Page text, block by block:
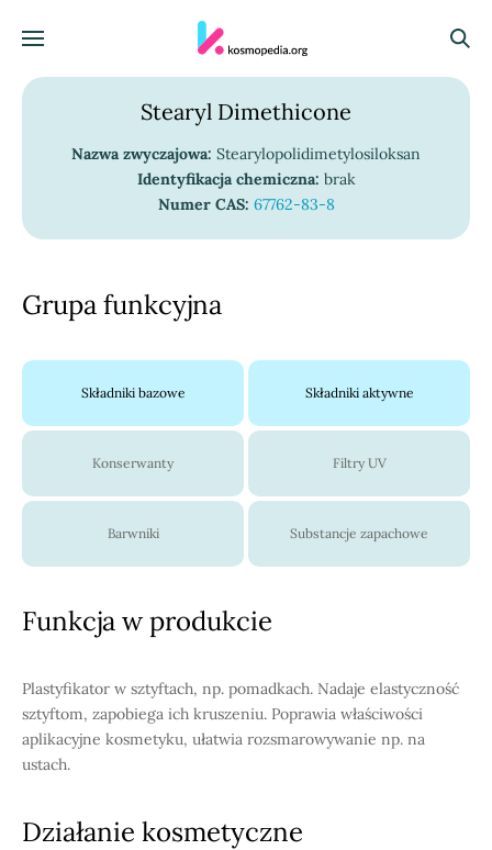
Menu
Stearyl Dimethicone
Nazwa zwyczajowa: Stearylopolidimetylosiloksan
Identyfikacja chemiczna: brak
Numer CAS: 67762-83-8
Grupa funkcyjna
Składniki bazowe Składniki aktywne
Konserwanty Filtry UV
Barwniki Substancje zapachowe
Funkcja w produkcie
Plastyfikator w sztyftach, np. pomadkach. Nadaje elastyczność
sztyftom, zapobiega ich kruszeniu. Poprawia właściwości
aplikacyjne kosmetyku, ułatwia rozsmarowywanie np. na
ustach.
Działanie kosmetyczne